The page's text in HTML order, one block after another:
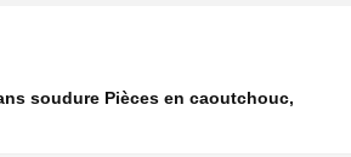
soudure Pièces en caoutchouc,